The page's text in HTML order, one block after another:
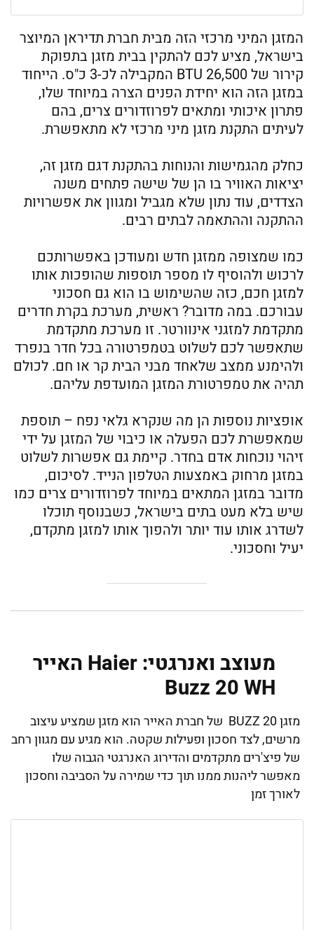
המזגן המיני מרכזי הזה מבית חברת תדיראן המיוצר
בישראל, מציע לכם להתקין בבית מזגן בתפוקת
קירור של 26,500 BTU המקבילה לכ-3 כ"ס. הייחוד
במזגן הזה הוא יחידת הפנים הצרה במיוחד שלו,
פתרון איכותי ומתאים לפרוזדורים צרים, בהם
לעיתים התקנת מזגן מיני מרכזי לא מתאפשרת.
כחלק מהגמישות והנוחות בהתקנת דגם מזגן זה,
יציאות האוויר בו הן של שישה פתחים משנה
הצדדים, עוד נתון שלא מגביל ומגוון את אפשרויות
ההתקנה וההתאמה לבתים רבים.
כמו שמצופה ממזגן חדש ומעודכן באפשרותכם
לרכוש ולהוסיף לו מספר תוספות שהופכות אותו
למזגן חכם, כזה שהשימוש בו הוא גם חסכוני
עבורכם. במה מדובר? ראשית, מערכת בקרת חדרים
מתקדמת למזגני אינוורטר. זו מערכת מתקדמת
שתאפשר לכם לשלוט בטמפרטורה בכל חדר בנפרד
ולהימנע ממצב שלאחד מבני הבית קר או חם. לכולם
תהיה את טמפרטורת המזגן המועדפת עליהם.
אופציות נוספות הן מה שנקרא גלאי נפח – תוספת
שמאפשרת לכם הפעלה או כיבוי של המזגן על ידי
זיהוי נוכחות אדם בחדר. קיימת גם אפשרות לשלוט
במזגן מרחוק באמצעות הטלפון הנייד. לסיכום,
מדובר במזגן המתאים במיוחד לפרוזדורים צרים כמו
שיש בלא מעט בתים בישראל, כשבנוסף תוכלו
לשדרג אותו עוד יותר ולהפוך אותו למזגן מתקדם,
יעיל וחסכוני.
מעוצב ואנרגטי: Haier האייר
Buzz 20 WH
מזגן BUZZ 20 של חברת האייר הוא מזגן שמציע עיצוב
מרשים, לצד חסכון ופעילות שקטה. הוא מגיע עם מגוון רחב
של פיצ'רים מתקדמים והדירוג האנרגטי הגבוה שלו
מאפשר ליהנות ממנו תוך כדי שמירה על הסביבה וחסכון
לאורך זמן